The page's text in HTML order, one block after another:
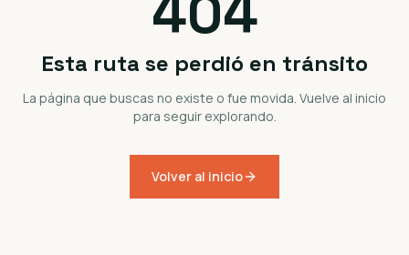
Esta ruta se perdió en tránsito
La página que buscas no existe o fue movida. Vuelve al inicio
para seguir explorando.
Volver al inicio